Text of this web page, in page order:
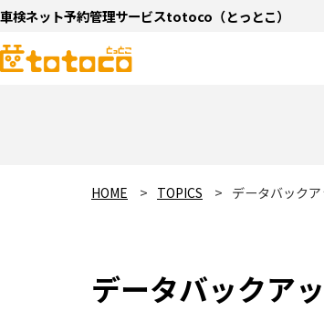
車検ネット予約管理サービスtotoco（とっとこ）
HOME TOPICS データバック
データバックア